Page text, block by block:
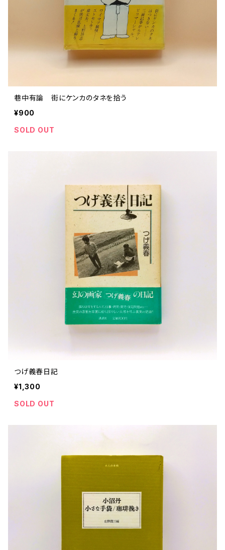
巷中有論 街にケンカのタネを拾う
¥900
SOLD OUT
つげ義春日記
¥1,300
SOLD OUT